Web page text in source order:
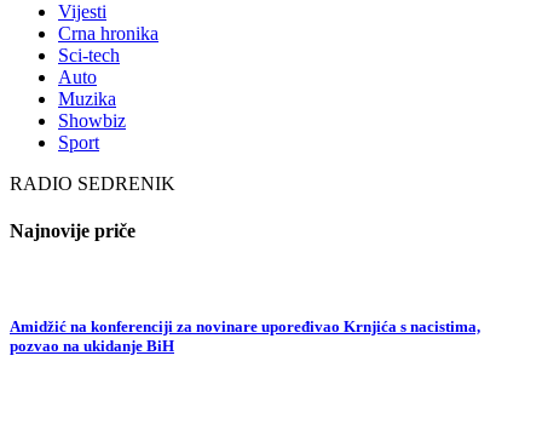
Vijesti
Crna hronika
Sci-tech
Auto
Muzika
Showbiz
Sport
RADIO SEDRENIK
Najnovije priče
Amidžić na konferenciji za novinare upoređivao Krnjića s nacistima,
pozvao na ukidanje BiH